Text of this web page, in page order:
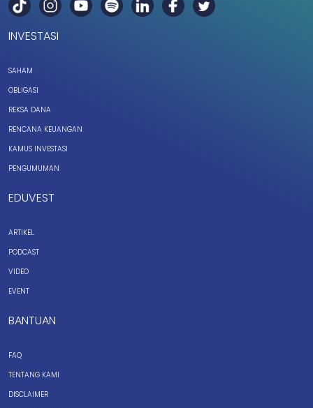
INVESTASI
SAHAM
OBLIGASI
REKSA DANA
RENCANA KEUANGAN
KAMUS INVESTASI
PENGUMUMAN
EDUVEST
ARTIKEL
PODCAST
VIDEO
EVENT
BANTUAN
FAQ
TENTANG KAMI
DISCLAIMER